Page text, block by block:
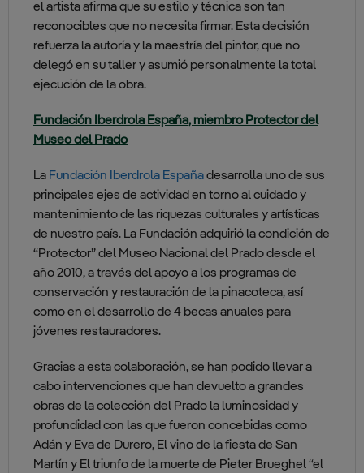
el artista afirma que su estilo y técnica son tan
reconocibles que no necesita firmar. Esta decisión
refuerza la autoría y la maestría del pintor, que no
delegó en su taller y asumió personalmente la total
ejecución de la obra.
Fundación Iberdrola España, miembro Protector del
Museo del Prado
La Fundación Iberdrola Españadesarrolla uno de sus
principales ejes de actividad en torno al cuidado y
mantenimiento de las riquezas culturales y artísticas
de nuestro país. La Fundación adquirió la condición de
“Protector” del Museo Nacional del Prado desde el
año 2010, a través del apoyo a los programas de
conservación y restauración de la pinacoteca, así
como en el desarrollo de 4 becas anuales para
jóvenes restauradores.
Gracias a esta colaboración, se han podido llevar a
cabo intervenciones que han devuelto a grandes
obras de la colección del Prado la luminosidad y
profundidad con las que fueron concebidas como
Adán y Eva de Durero, El vino de la fiesta de San
Martín y El triunfo de la muerte de Pieter Brueghel “el